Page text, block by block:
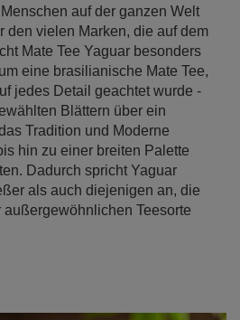
auf der ganzen Welt
den vielen Marken, die auf dem
Mate Tee Yaguar besonders
eine brasilianische Mate Tee,
jedes Detail geachtet wurde -
Blättern über ein
Tradition und Moderne
hin zu einer breiten Palette
Dadurch spricht Yaguar
als auch diejenigen an, die
Teesorte